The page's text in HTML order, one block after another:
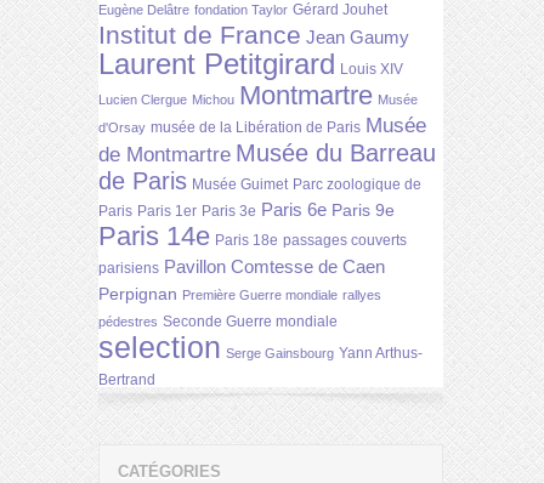
Eugène Delâtre fondation Taylor Gérard Jouhet
Institut de France Jean Gaumy
Laurent Petitgirard Louis XIV
Lucien Clergue Michou Montmartre Musée
d'Orsay musée de la Libération de Paris Musée
de Montmartre Musée du Barreau
de Paris Musée Guimet Parc zoologique de
Paris Paris 1er Paris 3e Paris 6e Paris 9e
Paris 14e Paris 18e passages couverts
parisiens Pavillon Comtesse de Caen
Perpignan Première Guerre mondiale rallyes
pédestres Seconde Guerre mondiale
selection Serge Gainsbourg Yann Arthus-
Bertrand
CATÉGORIES